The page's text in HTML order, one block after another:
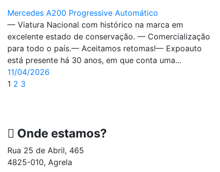
Mercedes A200 Progressive Automático
— Viatura Nacional com histórico na marca em
excelente estado de conservação. — Comercialização
para todo o país.— Aceitamos retomas!— Expoauto
está presente há 30 anos, em que conta uma...
11/04/2026
1 2 3
Onde estamos?
Rua 25 de Abril, 465
4825-010, Agrela